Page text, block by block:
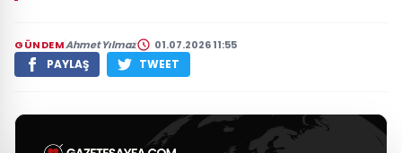
GÜNDEMAhmet Yılmaz 01.07.2026 11:55
PAYLAŞ TWEET